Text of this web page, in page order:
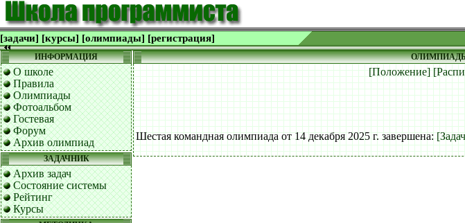
[задачи] [курсы] [олимпиады] [регистрация]
ИНФОРМАЦИЯ
О школе
Правила
Олимпиады
Фотоальбом
Гостевая
Форум
Архив олимпиад
ЗАДАЧНИК
Архив задач
Состояние системы
Рейтинг
Курсы
[Положение]
Шестая командная олимпиада от 14 декабря 2025 г. завершена: